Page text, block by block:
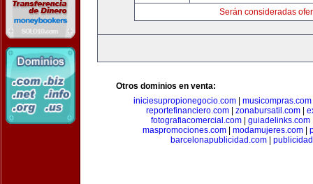
Serán consideradas
Otros dominios en venta:
iniciesupropionegocio.com
musicompras.com
reportefinanciero.com| zonabursatil.com|
fotografiacomercial.com
guiadelinks.com
maspromociones.com
modamujeres.com
barcelonapublicidad.com|